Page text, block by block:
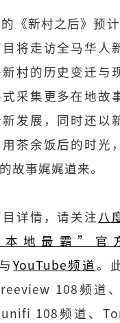
《新村之后》预
将走访全马华人
村的历史变迁与
采集更多在地故
发展，同时还以
茶余饭后的时光
故事娓娓道来。
详情，请关注八
本地最霸”官
与 YouTube频道。
108频道
108频道、